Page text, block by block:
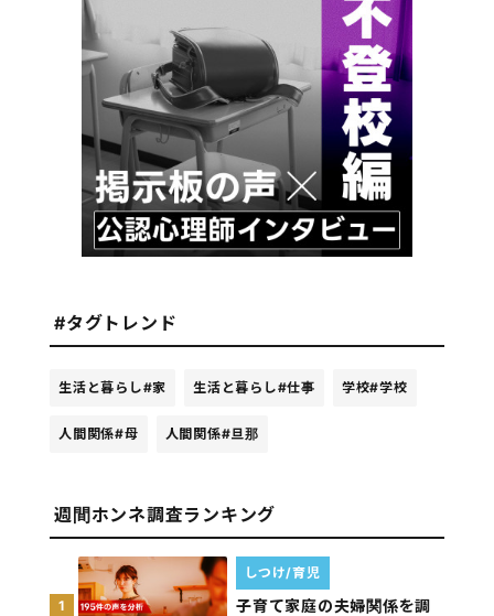
#タグトレンド
生活と暮らし#家 生活と暮らし#仕事 学校#学校
人間関係#母 人間関係#旦那
週間ホンネ調査ランキング
1
子育て家庭の夫婦関係を調
しつけ/育児